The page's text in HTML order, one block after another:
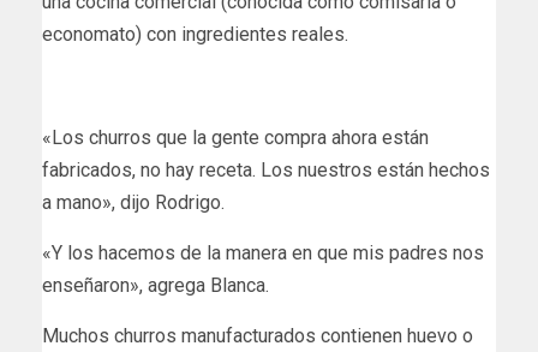
economato) con ingredientes reales.
«Los churros que la gente compra ahora están
fabricados, no hay receta. Los nuestros están hechos
a mano», dijo Rodrigo.
«Y los hacemos de la manera en que mis padres nos
enseñaron», agrega Blanca.
Muchos churros manufacturados contienen huevo o